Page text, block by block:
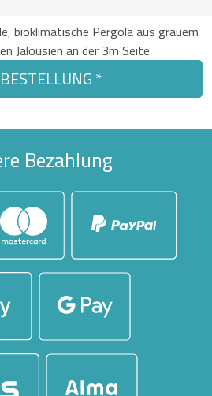
bioklimatische Pergola aus grauem
Jalousien an der 3m Seite
*
Bezahlung